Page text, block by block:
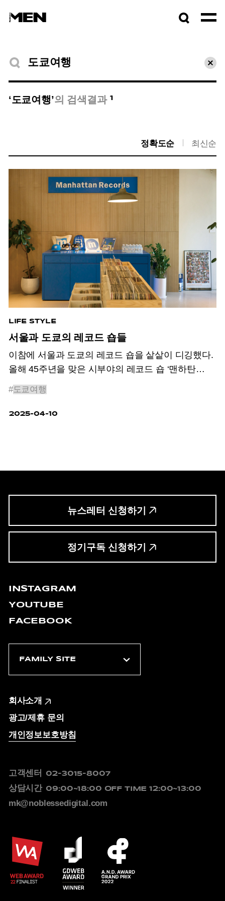
검색결과
초기
‘도쿄여행’의 검색결과 1
정확도순 최신순
LIFE STYLE
서울과 도쿄의 레코드 숍들
이참에 서울과 도쿄의 레코드 숍을 샅샅이 디깅했다.
올해 45주년을 맞은 시부야의 레코드 숍 ‘맨하탄
레코즈’가 서울에 상륙했다.
#도쿄여행
2025-04-10
뉴스레터 신청하기
정기구독 신청하기
INSTAGRAM
YOUTUBE
FACEBOOK
회사소개
광고/제휴 문의
개인정보보호방침
고객센터 02-3015-8007
상담시간 09:00~18:00 OFF TIME 12:00~13:00
mk@noblessedigital.com